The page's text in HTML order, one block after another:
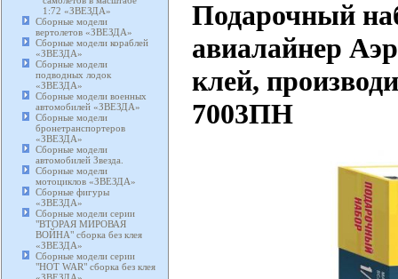
1:72 «ЗВЕЗДА»
Сборные модели
вертолетов «ЗВЕЗДА»
Сборные модели кораблей
«ЗВЕЗДА»
Сборные модели
подводных лодок
«ЗВЕЗДА»
Сборные модели военных
автомобилей «ЗВЕЗДА»
Сборные модели
бронетранспортеров
«ЗВЕЗДА»
Сборные модели
автомобилей Звезда.
Сборные модели
мотоциклов «ЗВЕЗДА»
Сборные фигуры
«ЗВЕЗДА»
Сборные модели серии
"ВТОРАЯ МИРОВАЯ
ВОЙНА" сборка без клея
«ЗВЕЗДА»
Сборные модели серии
"HOT WAR" сборка без клея
Подарочный
авиалайнер
клей,
7003ПН